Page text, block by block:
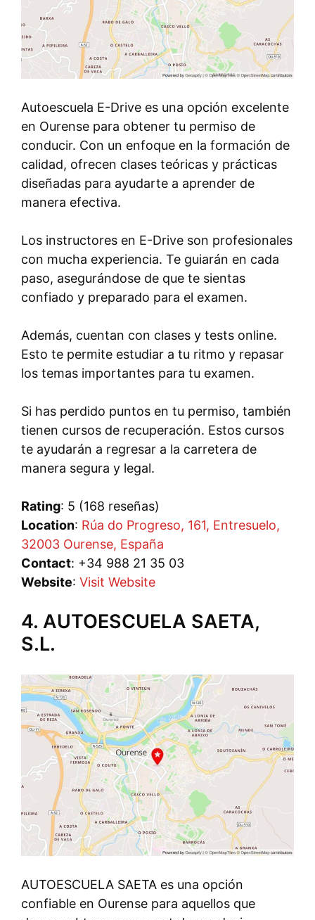
Autoescuela E-Drive es una opción excelente
en Ourense para obtener tu permiso de
conducir. Con un enfoque en la formación de
calidad, ofrecen clases teóricas y prácticas
diseñadas para ayudarte a aprender de
manera efectiva.
Los instructores en E-Drive son profesionales
con mucha experiencia. Te guiarán en cada
paso, asegurándose de que te sientas
confiado y preparado para el examen.
Además, cuentan con clases y tests online.
Esto te permite estudiar a tu ritmo y repasar
los temas importantes para tu examen.
Si has perdido puntos en tu permiso, también
tienen cursos de recuperación. Estos cursos
te ayudarán a regresar a la carretera de
manera segura y legal.
Rating: 5 (168 reseñas)
Location: Rúa do Progreso, 161, Entresuelo,
32003 Ourense, España
Contact: +34 988 21 35 03
Website: Visit Website
4. AUTOESCUELA SAETA,
S.L.
AUTOESCUELA SAETA es una opción
confiable en Ourense para aquellos que